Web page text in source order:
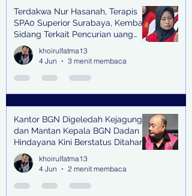
Terdakwa Nur Hasanah, Terapis
SPA0 Superior Surabaya, Kembali
Sidang Terkait Pencurian uang
senilai Rp1,285 M di PN Surabaya
khoirulfatma13
4 Jun
3 menit membaca
Kantor BGN Digeledah Kejagung
dan Mantan Kepala BGN Dadan
Hindayana Kini Berstatus Ditahan
khoirulfatma13
4 Jun
2 menit membaca